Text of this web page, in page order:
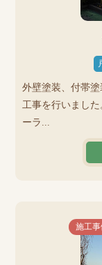
外壁塗装、付帯
工事を行いまし
ーラ...
施工事